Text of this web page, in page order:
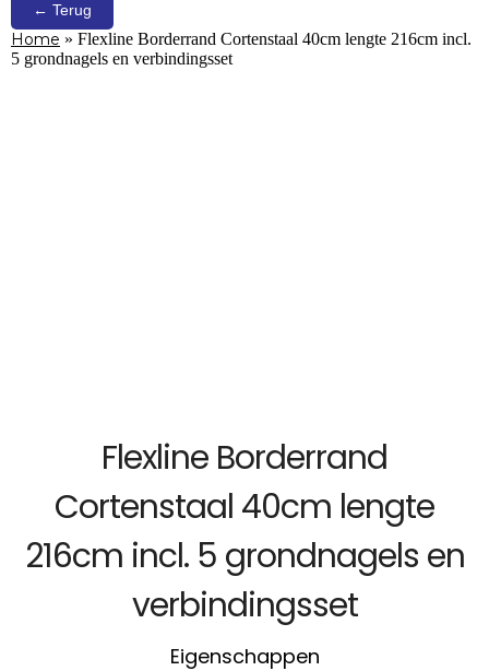
← Terug
Home » Flexline Borderrand Cortenstaal 40cm lengte 216cm incl.
5 grondnagels en verbindingsset
Flexline Borderrand
Cortenstaal 40cm lengte
216cm incl. 5 grondnagels en
verbindingsset
Eigenschappen